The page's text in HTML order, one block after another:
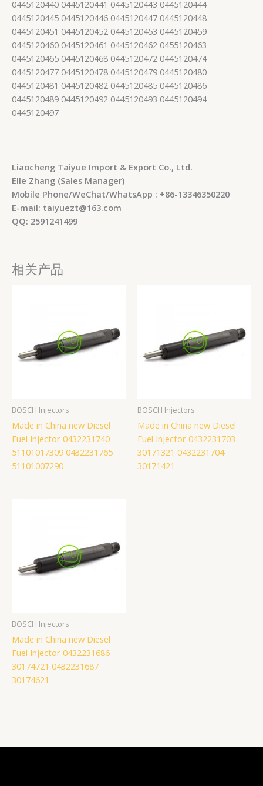
0445120440 0445120441 0445120443 0445120444
0445120445 0445120446 0445120447 0445120448
0445120451 0445120452 0445120453 0445120459
0445120460 0445120461 0445120462 0455120463
0445120465 0445120468 0445120472 0445120474
0445120477 0445120478 0445120479 0445120480
0445120481 0445120482 0445120485 0445120486
0445120489 0445120492 0445120493 0445120494
0445120497
Liaocheng Taiyue Import & Export Co., Ltd.
Elle Zhang (Sales Manager)
Mobile Phone/WeChat/WhatsApp : +86-13346350220
E-mail: taiyuezt@163.com
QQ: 2591241499
相关产品
BOSCH Injectors
Made in China new Diesel
Fuel Injector 0432231740
51101017309 0432231765
51101007290
BOSCH Injectors
Made in China new Diesel
Fuel Injector 0432231703
30171321 0432231704
30171421
BOSCH Injectors
Made in China new Diesel
Fuel Injector 0432231686
30174721 0432231687
30174621